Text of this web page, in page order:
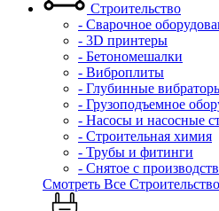
Строительство
- Сварочное
- 3D принтеры
- Бетономешалки
- Виброплиты
- Глубинные
- Грузоподъемное
- Насосы и насосные
- Строительная химия
- Трубы и фитинги
- Снятое с
Смотреть Все Строительство